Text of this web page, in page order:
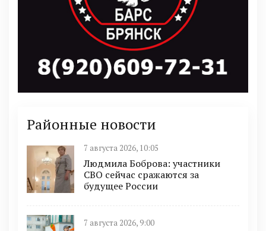
Районные новости
7 августа 2026, 10:05
Людмила Боброва: участники
СВО сейчас сражаются за
будущее России
7 августа 2026, 9:00